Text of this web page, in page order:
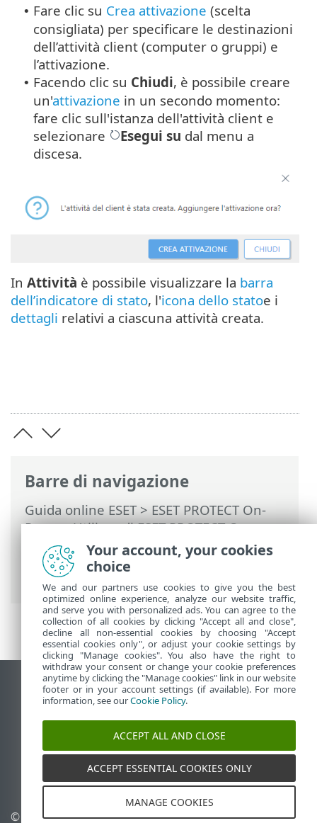
Barre di navigazione
Guida online ESET> ESET PROTECT On-
Prem>Utilizzo di ESET PROTECT On-
Prem>
ESET PROTECT On-Prem Menu
principale >Attività Attività client
Reimposta agente clonato
• Fare clic su Crea attivazione (scelta
consigliata) per specificare le destinazioni
dell’attività client (computer o gruppi) e
l’attivazione.
• Facendo clic su Chiudi, è possibile creare
un'attivazione in un secondo momento:
fare clic sull'istanza dell'attività client e
selezionare
Esegui su dal menu a
discesa.
In Attività è possibile visualizzare la barra
dell’indicatore di stato, l'icona dello statoe i
dettagli relativi a ciascuna attività creata.
Visualizza sito desktop
End of Life
ESET Knowledge Base
ESET Status Portal
Supporto regionale
© 1992 - 2026 ESET, spol. s Gestisci cookie
Your account, your cookies
choice
We and our partners use cookies to give you the best
optimized online experience, analyze our website traffic,
and serve you with personalized ads. You can agree to the
collection of all cookies by clicking "Accept all and close",
decline all non-essential cookies by choosing "Accept
essential cookies only", or adjust your cookie settings by
clicking "Manage cookies". You also have the right to
withdraw your consent or change your cookie preferences
anytime by clicking the "Manage cookies" link in our website
footer or in your account settings (if available). For more
information, see ourCookie Policy.
ACCEPT ALL AND CLOSE
ACCEPT ESSENTIAL COOKIES ONLY
MANAGE COOKIES